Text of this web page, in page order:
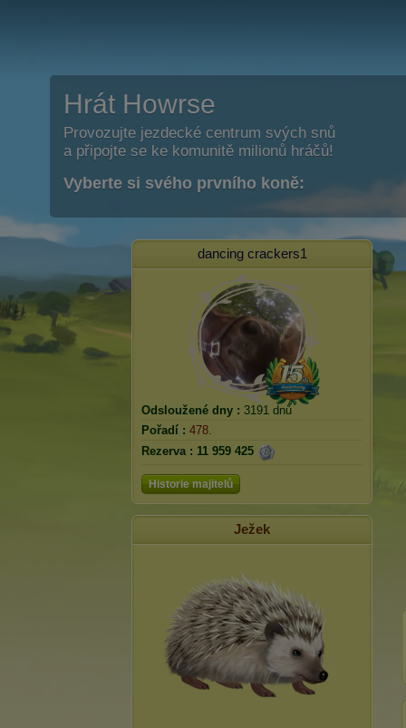
Hrát Howrse
Provozujte jezdecké centrum svých snů
a připojte se ke komunitě milionů hráčů!
Vyberte si svého prvního koně:
dancing crackers1
Odsloužené dny : 3191 dnů
Pořadí : 478.
Rezerva : 11 959 425
Historie majitelů
Ježek